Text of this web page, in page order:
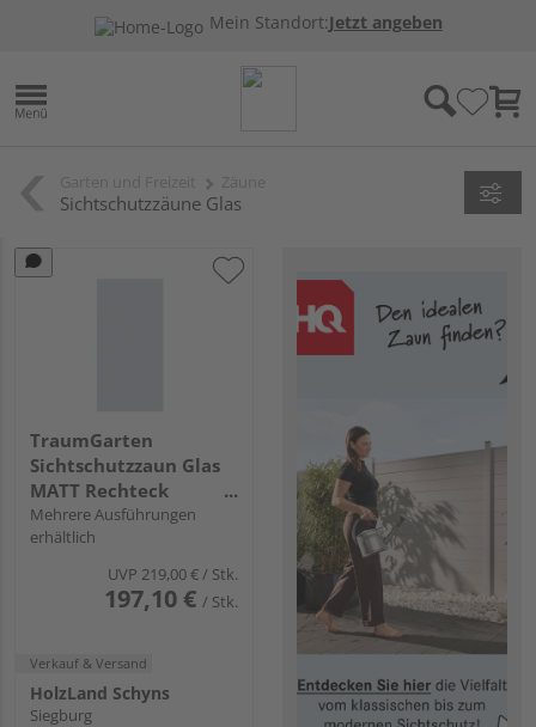
Mein Standort:Jetzt angeben
Sichtschutzzäune Glas
TraumGarten
Sichtschutzzaun Glas
MATT Rechteck
transparent "SYSTEM
GLAS"
Mehrere Ausführungen
erhältlich
UVP 219,00 €/ Stk.
197,10 € / Stk.
Verkauf & Versand
HolzLand Schyns
Siegburg